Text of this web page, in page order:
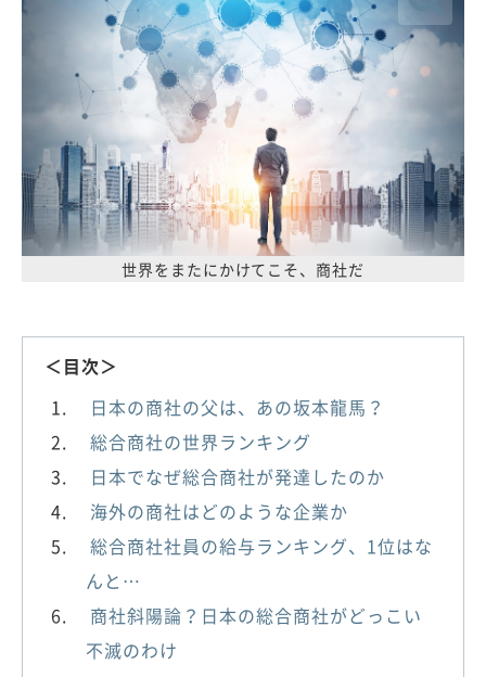
世界をまたにかけてこそ、商社だ
＜目次＞
日本の商社の父は、あの坂本龍馬？
総合商社の世界ランキング
日本でなぜ総合商社が発達したのか
海外の商社はどのような企業か
総合商社社員の給与ランキング、1位はな
んと…
商社斜陽論？日本の総合商社がどっこい
不滅のわけ